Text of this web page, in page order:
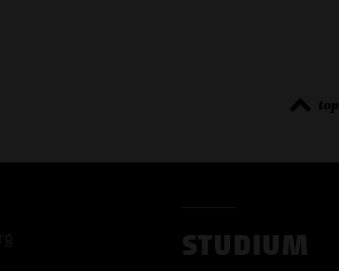
top
STUDIUM